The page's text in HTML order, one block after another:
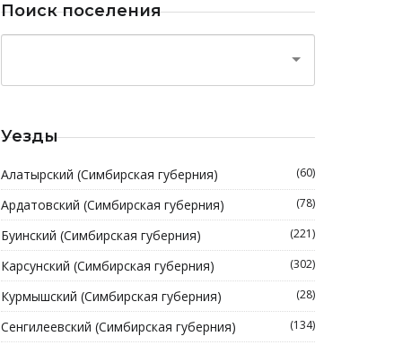
Поиск поселения
Уезды
Алатырский (Симбирская губерния) (60)
Ардатовский (Симбирская губерния) (78)
Буинский (Симбирская губерния) (221)
Карсунский (Симбирская губерния) (302)
Курмышский (Симбирская губерния) (28)
Сенгилеевский (Симбирская губерния) (134)